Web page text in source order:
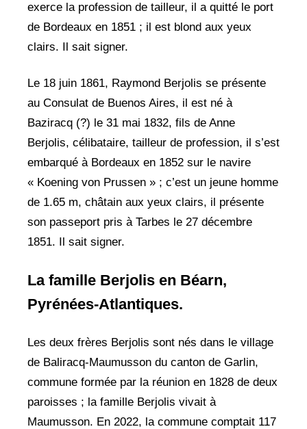
exerce la profession de tailleur, il a quitté le port
de Bordeaux en 1851 ; il est blond aux yeux
clairs. Il sait signer.
Le 18 juin 1861, Raymond Berjolis se présente
au Consulat de Buenos Aires, il est né à
Baziracq (?) le 31 mai 1832, fils de Anne
Berjolis, célibataire, tailleur de profession, il s’est
embarqué à Bordeaux en 1852 sur le navire
« Koening von Prussen » ; c’est un jeune homme
de 1.65 m, châtain aux yeux clairs, il présente
son passeport pris à Tarbes le 27 décembre
1851. Il sait signer.
La famille Berjolis en Béarn,
Pyrénées-Atlantiques.
Les deux frères Berjolis sont nés dans le village
de Baliracq-Maumusson du canton de Garlin,
commune formée par la réunion en 1828 de deux
paroisses ; la famille Berjolis vivait à
Maumusson. En 2022, la commune comptait 117